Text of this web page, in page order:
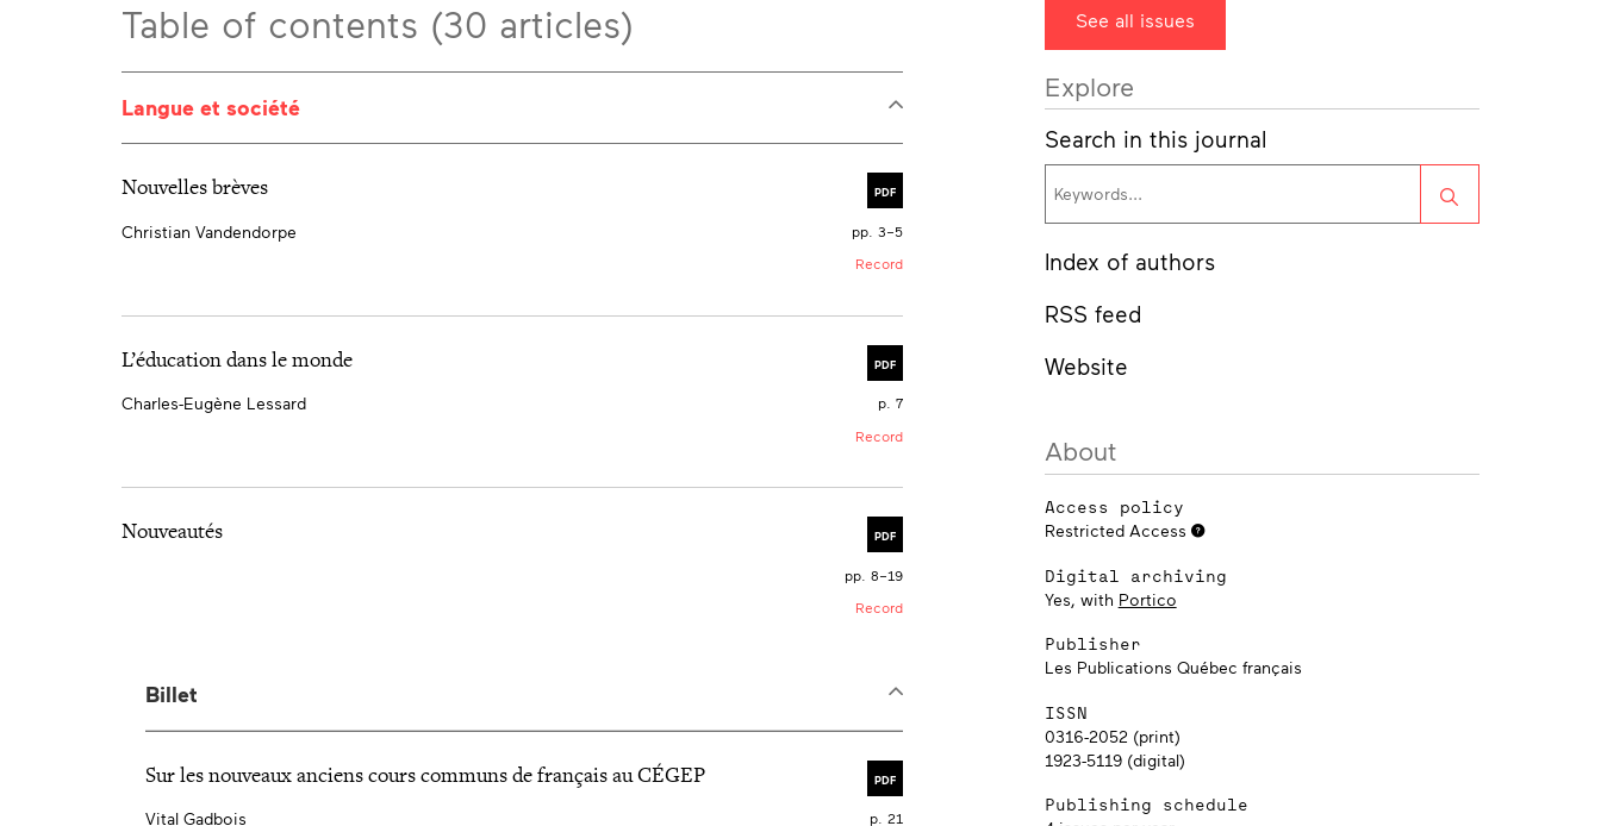
Table of contents (30 articles)
Langue et société
PDF
Nouvelles brèves
Christian Vandendorpe
pp. 3–5
Record
PDF
L’éducation dans le monde
Charles-Eugène Lessard
p. 7
Record
PDF
Nouveautés
pp. 8–19
Record
Billet
PDF
Sur les nouveaux anciens cours communs de français au CÉGEP
Vital Gadbois
p. 21
See all issues
Explore
Search in this journal
Search
Index of authors
RSS feed
Website
About
Access policy
Restricted Access
Digital archiving
Yes, with Portico
Publisher
Les Publications Québec français
ISSN
0316-2052 (print)
1923-5119 (digital)
Publishing schedule